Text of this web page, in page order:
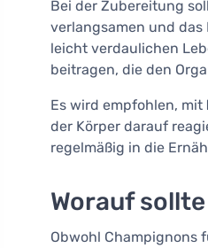
Bei der Zubereitung
verlangsamen und das
leicht verdaulichen
beitragen, die den
Es wird empfohlen, mit
der Körper darauf
regelmäßig in die
Worauf
Obwohl Champignons